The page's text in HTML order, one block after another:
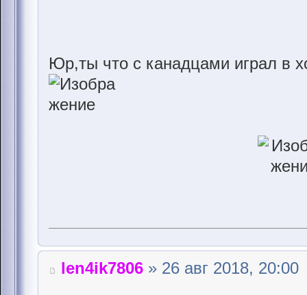
Юр,ты что с канадцами играл в
len4ik7806 » 26 авг 2018, 20:00